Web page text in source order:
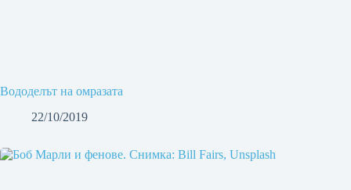
Вододелът на омразата
22/10/2019